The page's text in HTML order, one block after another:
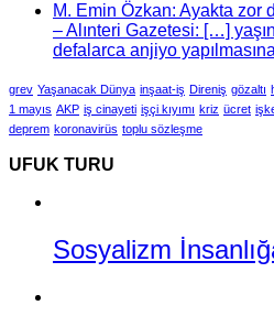
M. Emin Özkan: Ayakta zor
– Alınteri Gazetesi: […]
defalarca anjiyo
grev Yaşanacak Dünya inşaat-iş Direniş gözaltı
1 mayıs AKP iş cinayeti işçi kıyımı kriz ücret
deprem koronavirüs toplu sözleşme
UFUK TURU
Sosyalizm